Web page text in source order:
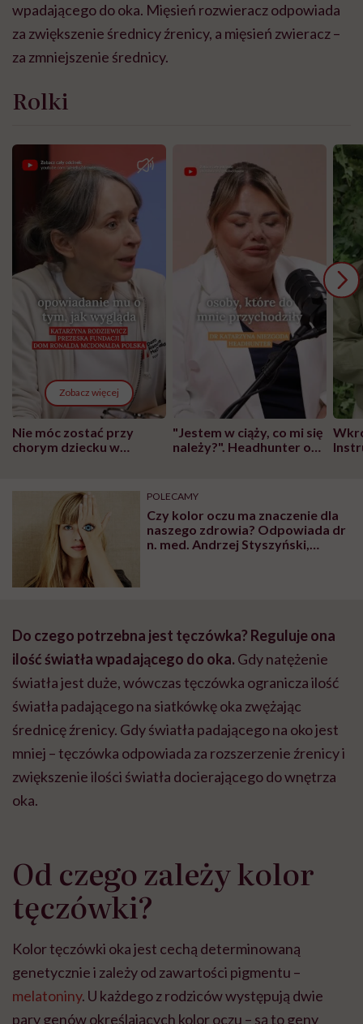
wpadającego do oka. Mięsień rozwieracz odpowiada
za zwiększenie średnicy źrenicy, a mięsień zwieracz –
za zmniejszenie średnicy.
Rolki
Zobacz więcej
Nie móc zostać przy
chorym dziecku w
może chyba tylko
głupota i brak
wyobraźni"
"Jestem w ciąży, co mi się
należy?". Headhunter o
pracy
POLECAMY
Czy kolor oczu ma znaczenie dla
naszego zdrowia? Odpowiada dr
n. med. Andrzej Styszyński,
Do czego potrzebna jest tęczówka? Reguluje ona
ilość światła wpadającego do oka. Gdy natężenie
światła jest duże, wówczas tęczówka ogranicza ilość
światła padającego na siatkówkę oka zwężając
średnicę źrenicy. Gdy światła padającego na oko jest
mniej – tęczówka odpowiada za rozszerzenie źrenicy i
zwiększenie ilości światła docierającego do wnętrza
oka.
Od czego zależy kolor
tęczówki?
Kolor tęczówki oka jest cechą determinowaną
genetycznie i zależy od zawartości pigmentu –
melatoniny. U każdego z rodziców występują dwie
pary genów określających kolor oczu – są to geny